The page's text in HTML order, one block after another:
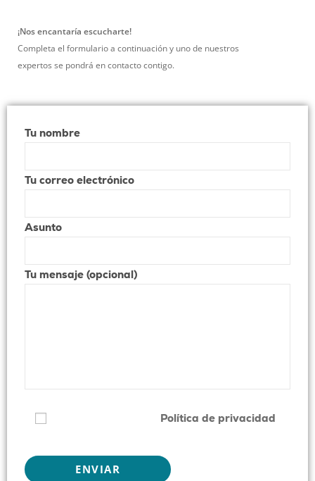
¡Nos encantaría escucharte!
Completa el formulario a continuación y uno de nuestros
expertos se pondrá en contacto contigo.
Tu nombre
Tu correo electrónico
Asunto
Tu mensaje (opcional)
Política de privacidad